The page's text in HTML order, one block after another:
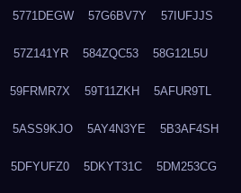
5771DEGW 57G6BV7Y 57IUFJJS
57Z141YR 584ZQC53 58G12L5U
59FRMR7X 59T11ZKH 5AFUR9TL
5ASS9KJO 5AY4N3YE 5B3AF4SH
5DFYUFZ0 5DKYT31C 5DM253CG